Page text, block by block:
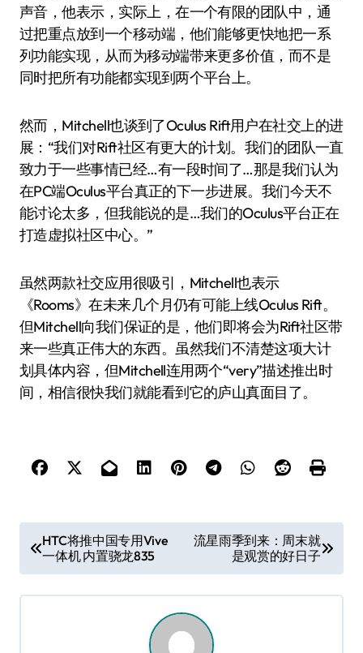
声音，他表示，实际上，在一个有限的团队中，通
过把重点放到一个移动端，他们能够更快地把一系
列功能实现，从而为移动端带来更多价值，而不是
同时把所有功能都实现到两个平台上。
然而，Mitchell也谈到了Oculus Rift用户在社交上的进
展：“我们对Rift社区有更大的计划。我们的团队一直
致力于一些事情已经…有一段时间了…那是我们认为
在PC端Oculus平台真正的下一步进展。我们今天不
能讨论太多，但我能说的是…我们的Oculus平台正在
打造虚拟社区中心。”
虽然两款社交应用很吸引，Mitchell也表示
《Rooms》在未来几个月仍有可能上线Oculus Rift。
但Mitchell向我们保证的是，他们即将会为Rift社区带
来一些真正伟大的东西。虽然我们不清楚这项大计
划具体内容，但Mitchell连用两个“very”描述推出时
间，相信很快我们就能看到它的庐山真面目了。
章
导
HTC将推中国专用Vive
一体机 内置骁龙835
流星雨季到来：周末就
是观赏的好日子